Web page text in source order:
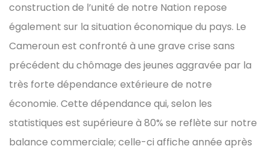
construction de l’unité de notre Nation repose
également sur la situation économique du pays. Le
Cameroun est confronté à une grave crise sans
précédent du chômage des jeunes aggravée par la
très forte dépendance extérieure de notre
économie. Cette dépendance qui, selon les
statistiques est supérieure à 80% se reflète sur notre
balance commerciale; celle-ci affiche année après